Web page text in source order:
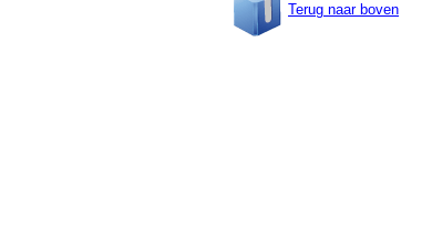
Terug naar boven